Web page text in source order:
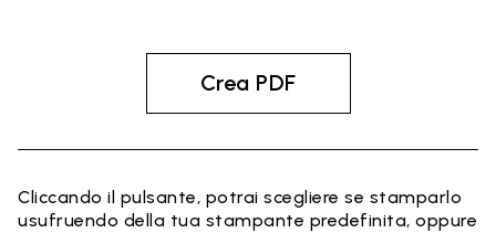
Crea PDF
Cliccando il pulsante, potrai scegliere se stamparlo
usufruendo della tua stampante predefinita, oppure